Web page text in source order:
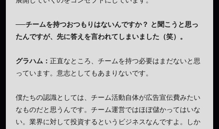
──チームを持つおつもりはないんですか？ と聞こうと思っ
たんですが、先に答えを言われてしまいました（笑）。
グラハム： 正直なところ、チームを持つ必要はまだないと思
っています。意志としてもあまりないです。
僕たちの認識としては、チーム活動自体が広告宣伝費みたい
なものだと思うんです。チーム運営ではほぼ儲かってはいな
い。業界に対して投資するというビジネスなんですよ。しか